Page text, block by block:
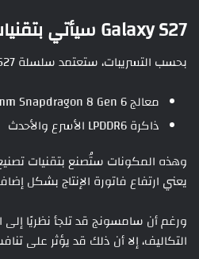
Galaxy S27 سيأتي بتقنيات أغلى
بحسب التسريبات، ستعتمد سلسلة Galaxy S27 على:
معالج Qualcomm Snapdragon 8 Gen 6 الجديد
ذاكرة LPDDR6 الأسرع والأحدث
وهذه المكونات ستُصنع بتقنيات
يعني ارتفاع فاتورة الإنتاج بشكل
التكاليف، إلا أن ذلك قد يؤثر على